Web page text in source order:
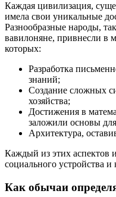
Каждая цивилизация,
имела свои уникальные
Разнообразные народы,
вавилоняне, привнесли в
которых:
Разработка
знаний;
Создание сложных
хозяйства;
Достижения в
заложили основы
Архитектура,
Каждый из этих аспектов
социального устройства и
Как обычаи